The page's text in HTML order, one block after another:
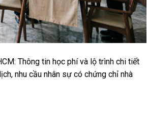
Thông tin học phí và lộ trình chi tiết
nhu cầu nhân sự có chứng chỉ nhà